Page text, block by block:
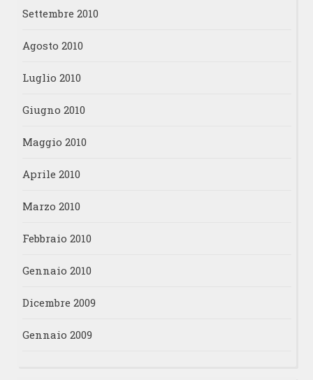
Settembre 2010
Agosto 2010
Luglio 2010
Giugno 2010
Maggio 2010
Aprile 2010
Marzo 2010
Febbraio 2010
Gennaio 2010
Dicembre 2009
Gennaio 2009